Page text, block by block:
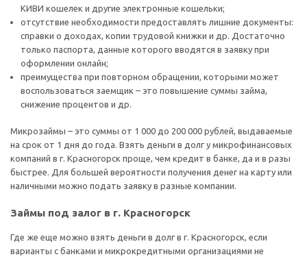
КИВИ кошелек и другие электронные кошельки;
отсутствие необходимости предоставлять лишние документы:
справки о доходах, копии трудовой книжки и др. Достаточно
только паспорта, данные которого вводятся в заявку при
оформлении онлайн;
преимущества при повторном обращении, которыми может
воспользоваться заемщик – это повышение суммы займа,
снижение процентов и др.
Микрозаймы – это суммы от 1 000 до 200 000 рублей, выдаваемые
на срок от 1 дня до года. Взять деньги в долг у микрофинансовых
компаний в г. Красногорск проще, чем кредит в банке, да и в разы
быстрее. Для большей вероятности получения денег на карту или
наличными можно подать заявку в разные компании.
Займы под залог в г. Красногорск
Где же еще можно взять деньги в долг в г. Красногорск, если
варианты с банками и микрокредитными организациями не